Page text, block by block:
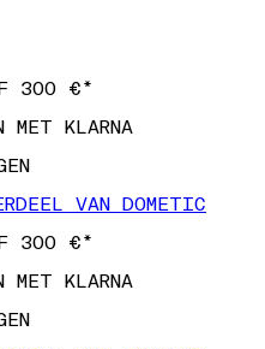
300 €*
MET KLARNA
VAN DOMETIC
300 €*
MET KLARNA